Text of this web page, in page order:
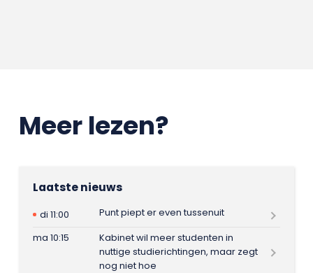
Meer lezen?
Laatste nieuws
di 11:00
Punt piept er even tussenuit
ma 10:15
Kabinet wil meer studenten in
nuttige studierichtingen, maar zegt
nog niet hoe